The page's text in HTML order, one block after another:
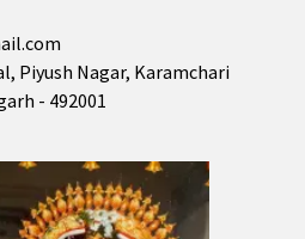
Piyush Nagar, Karamchari
- 492001